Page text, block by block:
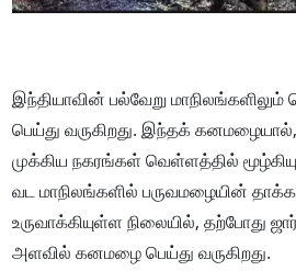
இந்தியாவின் பல்வேறு
பெய்து வருகிறது. இந்தக்
முக்கிய நகரங்கள் வெள்ளத்தில்
வட மாநிலங்களில் பருவமழையின்
உருவாக்கியுள்ள நிலையில், தற்போது
அளவில் கனமழை பெய்து வருகிறது.